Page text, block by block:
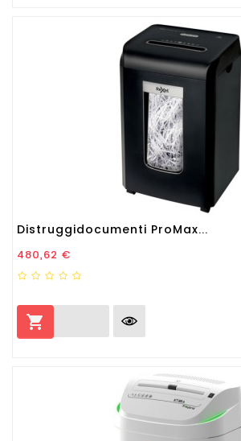
Distruggidocumenti ProMax...
Prezzo
480,62 €
